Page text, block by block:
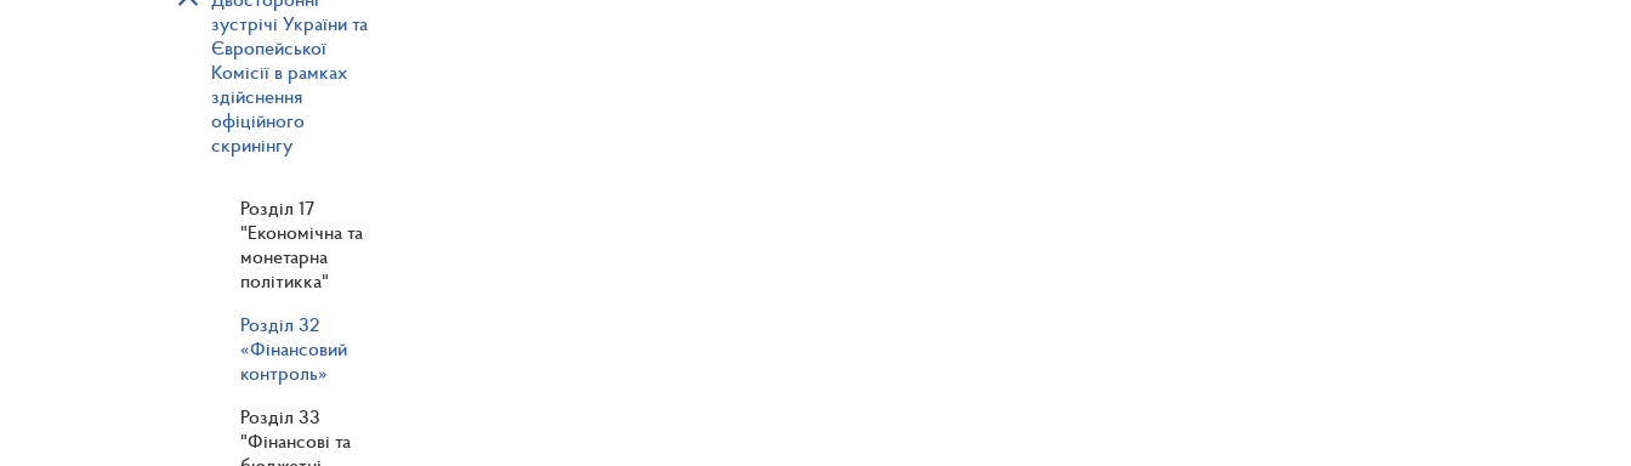
зустрічі України та
Європейської
Комісії в рамках
здійснення
офіційного
скринінгу
Розділ 17
"Економічна та
монетарна
політикка"
Розділ 32
«Фінансовий
контроль»
Розділ 33
"Фінансові та